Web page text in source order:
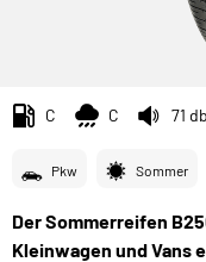
C C 71 db
Pkw Sommer
Der Sommerreifen
Kleinwagen und Vans